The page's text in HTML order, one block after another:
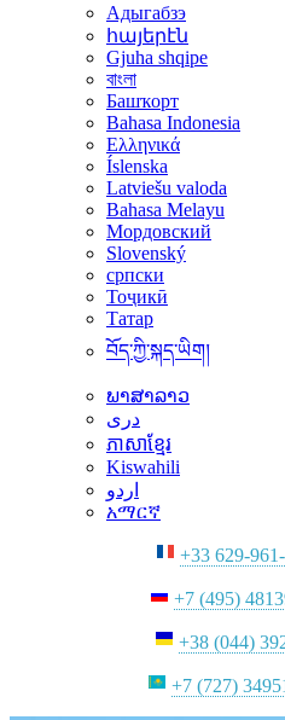
Адыгабзэ
հայերէն
Gjuha shqipe
বাংলা
Башҡорт
Bahasa Indonesia
Ελληνικά
Íslenska
Latviešu valoda
Bahasa Melayu
Мордовский
Slovenský
српски
Тоҷикӣ
Татар
བོད་ཀྱི་སྐད་ཡིག།
ພາສາລາວ
دری
ភាសាខ្មែរ
Kiswahili
اردو
አማርኛ
+33 629-
+7 (495)
+38 (044)
+7 (727)